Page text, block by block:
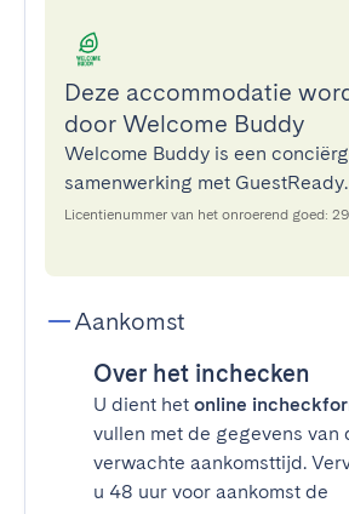
Deze accommodatie
door Welcome Buddy
Welcome Buddy is een
samenwerking met GuestReady.
Licentienummer van het onroerend goed:
Aankomst
Over het inchecken
U dient het online
vullen met de gegevens van
verwachte aankomsttijd.
u 48 uur voor aankomst de